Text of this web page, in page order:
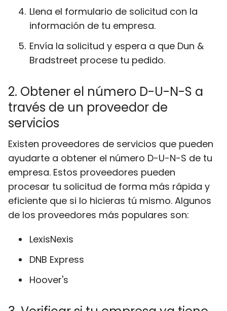
Llena el formulario de solicitud con la
información de tu empresa.
Envía la solicitud y espera a que Dun &
Bradstreet procese tu pedido.
2. Obtener el número D-U-N-S a
través de un proveedor de
servicios
Existen proveedores de servicios que pueden
ayudarte a obtener el número D-U-N-S de tu
empresa. Estos proveedores pueden
procesar tu solicitud de forma más rápida y
eficiente que si lo hicieras tú mismo. Algunos
de los proveedores más populares son:
LexisNexis
DNB Express
Hoover's